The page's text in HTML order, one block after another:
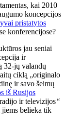
kai 2010
koncepcijos
pristatytos
konferencijose?
jau seniai
ir
32-jų valandų
ciklą „originalo
ir savo šeimų
iš Rusijos
ir televizijos“
jiems belieka tik